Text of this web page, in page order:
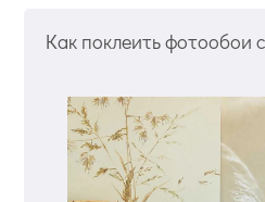
Как поклеить фотообои